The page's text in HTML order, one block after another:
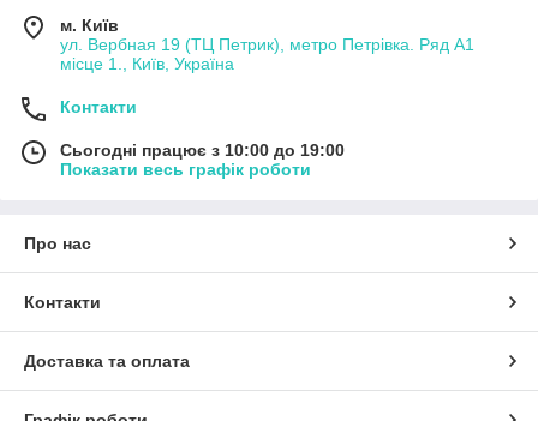
м. Київ
ул. Вербная 19 (ТЦ Петрик), метро Петрівка. Ряд А1
місце 1., Київ, Україна
Контакти
Сьогодні працює з 10:00 до 19:00
Показати весь графік роботи
Про нас
Контакти
Доставка та оплата